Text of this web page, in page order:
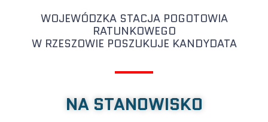
WOJEWÓDZKA STACJA POGOTOWIA
RATUNKOWEGO
W RZESZOWIE POSZUKUJE KANDYDATA
NA STANOWISKO